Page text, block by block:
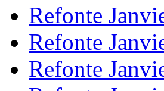
Refonte
Refonte
Refonte